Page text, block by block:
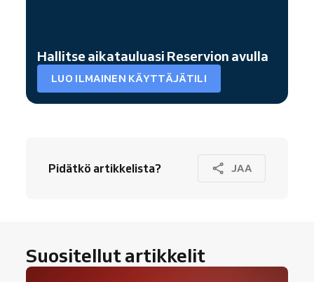
Hallitse aikatauluasi Reservion avulla
LUO ILMAINEN KÄYTTÄJÄTILI
Pidätkö artikkelista? JAA
Suositellut artikkelit